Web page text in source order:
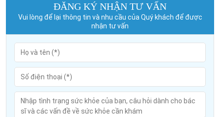
ĐĂNG KÝ NHẬN TƯ VẤN
Vui lòng để lại thông tin và nhu cầu của Quý khách để được
nhận tư vấn